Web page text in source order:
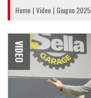
Home Video Giugno 2025
VIDEO